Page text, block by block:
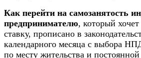
Как перейти на самозанятость
предпринимателю, который
ставку, прописано в
календарного месяца с выбора
по месту жительства и